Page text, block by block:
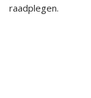
raadplegen.